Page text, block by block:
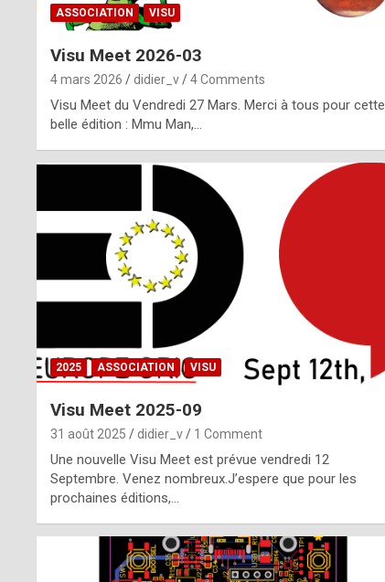
m
ASSOCIATION VISU
Visu Meet 2026-03
4 mars 2026 didier_v 4 Comments
Visu Meet du Vendredi 27 Mars. Merci à tous pour cette
belle édition : Mmu Man,…
2025 ASSOCIATION VISU
Visu Meet 2025-09
31 août 2025 didier_v 1 Comment
Une nouvelle Visu Meet est prévue vendredi 12
Septembre. Venez nombreux.J’espere que pour les
prochaines éditions,…